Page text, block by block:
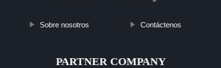
Sobre nosotros Contáctenos
PARTNER COMPANY